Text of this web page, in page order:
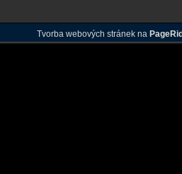
Tvorba webových stránek na